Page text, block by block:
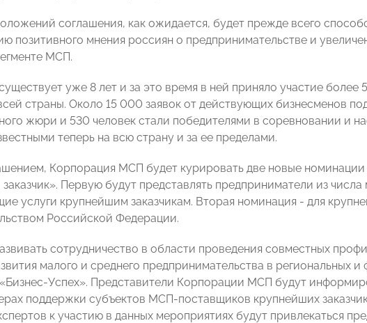
соглашения, как ожидается, будет прежде всего
позитивного мнения россиян о предпринимательстве и
МСП.
уже 8 лет и за это время в ней приняло участие более
страны. Около 15 000 заявок от действующих бизнесменов
жюри и 530 человек стали победителями в соревновании и
теперь на всю страну и за ее пределами.
Корпорация МСП будет курировать две новые
Первую будут представлять предприниматели из числа
услуги крупнейшим заказчикам. Вторая номинация - для
Российской Федерации.
сотрудничество в области проведения совместных
малого и среднего предпринимательства в региональных и
Успех». Представители Корпорации МСП будут
поддержки субъектов МСП-поставщиков крупнейших
к участию в данных мероприятиях будут привлекаться